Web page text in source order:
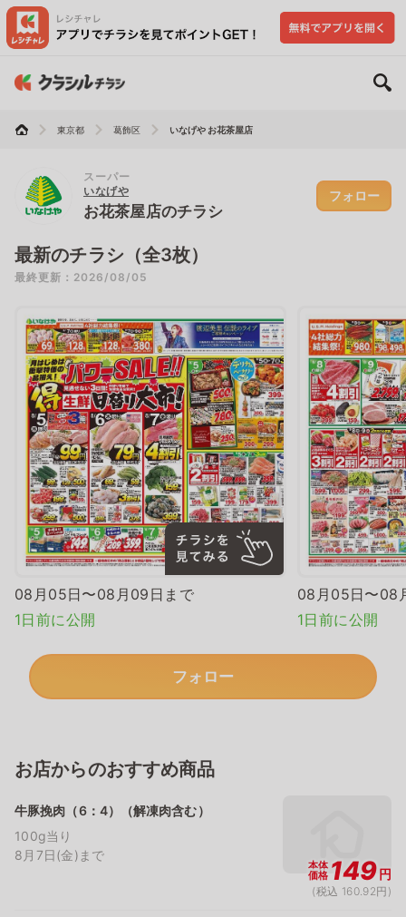
東京都 葛飾区 いなげや お花茶屋店
スーパー
いなげや
お花茶屋店のチラシ
フォロー
最新のチラシ（全3枚）
最終更新：2026/08/05
08月05日〜08月09日まで
1日前に公開
08月05日〜08
1日前に公開
フォロー
お店からのおすすめ商品
牛豚挽肉（6：4）（解凍肉含む）
100g当り
8月7日(金)まで
本体
価格 149円
(税込 160.92円)